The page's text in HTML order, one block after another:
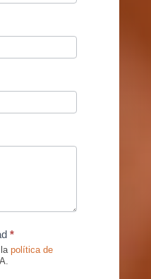
*
política de